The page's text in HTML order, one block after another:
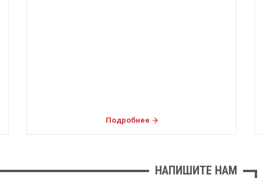
Подробнее
НАПИШИТЕ НАМ